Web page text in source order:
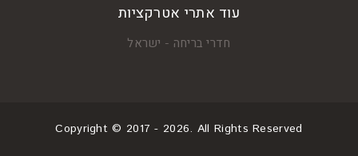
עוד אתרי אטרקציות
חדרי בריחה - ישראל
Copyright © 2017 - 2026. All Rights Reserved